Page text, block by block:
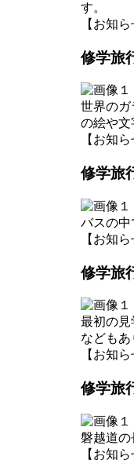
す。
【お知
修学旅
世界のガ
の絵や文
【お知
修学旅
バスの中
【お知
修学旅
最初の見
などもあ
【お知
修学旅
磐越道の
【お知